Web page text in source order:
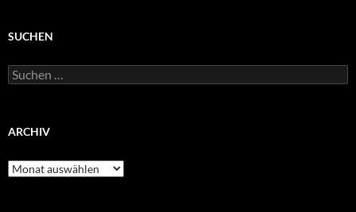
SUCHEN
Suchen
nach:
ARCHIV
Archiv